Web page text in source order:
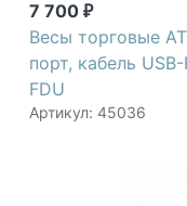
7 700 ₽
Весы торговые
порт, кабель
FDU
Артикул: 45036